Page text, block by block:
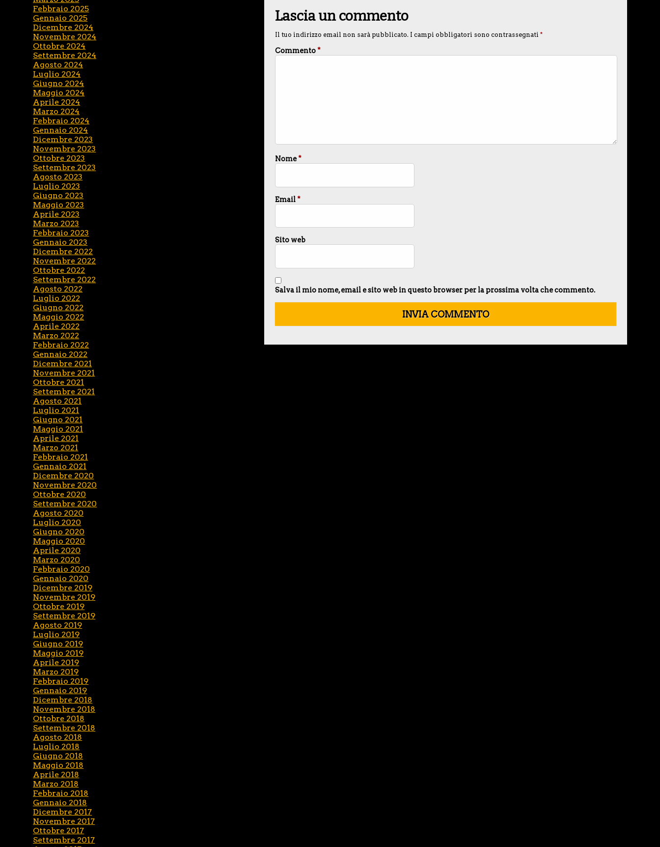
Lascia un commento
Il tuo indirizzo email non sarà pubblicato. I campi obbligatori sono contrassegnati *
Commento*
Nome*
Email*
Sito web
Salva il mio nome, email e sito web in questo browser per la prossima volta che commento.
Febbraio 2025
Gennaio 2025
Dicembre 2024
Novembre 2024
Ottobre 2024
Settembre 2024
Agosto 2024
Luglio 2024
Giugno 2024
Maggio 2024
Aprile 2024
Marzo 2024
Febbraio 2024
Gennaio 2024
Dicembre 2023
Novembre 2023
Ottobre 2023
Settembre 2023
Agosto 2023
Luglio 2023
Giugno 2023
Maggio 2023
Aprile 2023
Marzo 2023
Febbraio 2023
Gennaio 2023
Dicembre 2022
Novembre 2022
Ottobre 2022
Settembre 2022
Agosto 2022
Luglio 2022
Giugno 2022
Maggio 2022
Aprile 2022
Marzo 2022
Febbraio 2022
Gennaio 2022
Dicembre 2021
Novembre 2021
Ottobre 2021
Settembre 2021
Agosto 2021
Luglio 2021
Giugno 2021
Maggio 2021
Aprile 2021
Marzo 2021
Febbraio 2021
Gennaio 2021
Dicembre 2020
Novembre 2020
Ottobre 2020
Settembre 2020
Agosto 2020
Luglio 2020
Giugno 2020
Maggio 2020
Aprile 2020
Marzo 2020
Febbraio 2020
Gennaio 2020
Dicembre 2019
Novembre 2019
Ottobre 2019
Settembre 2019
Agosto 2019
Luglio 2019
Giugno 2019
Maggio 2019
Aprile 2019
Marzo 2019
Febbraio 2019
Gennaio 2019
Dicembre 2018
Novembre 2018
Ottobre 2018
Settembre 2018
Agosto 2018
Luglio 2018
Giugno 2018
Maggio 2018
Aprile 2018
Marzo 2018
Febbraio 2018
Gennaio 2018
Dicembre 2017
Novembre 2017
Ottobre 2017
Settembre 2017